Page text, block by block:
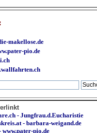
makellose.de
pio.de
-Jungfrau.d.Eucharistie
-barbara-weigand.de
www.pater-pio.de